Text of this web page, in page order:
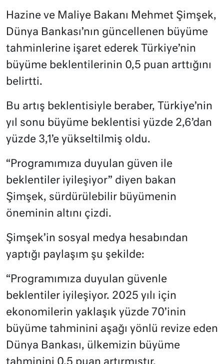
Hazine ve Maliye Bakanı Mehmet Şimşek,
Dünya Bankası’nın güncellenen büyüme
tahminlerine işaret ederek Türkiye’nin
büyüme beklentilerinin 0,5 puan arttığını
belirtti.
Bu artış beklentisiyle beraber, Türkiye’nin
yıl sonu büyüme beklentisi yüzde 2,6’dan
yüzde 3,1’e yükseltilmiş oldu.
“Programımıza duyulan güven ile
beklentiler iyileşiyor” diyen bakan
Şimşek, sürdürülebilir büyümenin
öneminin altını çizdi.
Şimşek’in sosyal medya hesabından
yaptığı paylaşım şu şekilde:
“Programımıza duyulan güvenle
beklentiler iyileşiyor. 2025 yılı için
ekonomilerin yaklaşık yüzde 70’inin
büyüme tahminini aşağı yönlü revize eden
Dünya Bankası, ülkemizin büyüme